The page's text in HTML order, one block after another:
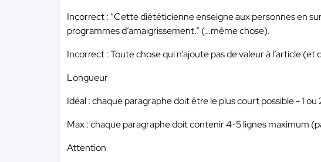
Incorrect : “Cette diététicienne enseigne aux personnes en
programmes d’amaigrissement.” (…même chose).
Incorrect : Toute chose qui n’ajoute pas de valeur à l’article
Longueur
Idéal : chaque paragraphe doit être le plus court possible - 1 ou
Max : chaque paragraphe doit contenir 4-5 lignes maximum
Attention